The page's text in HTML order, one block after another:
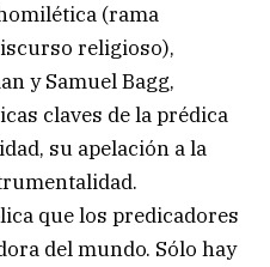
(rama
religioso),
y Samuel Bagg,
claves de la prédica
su apelación a la
que los predicadores
del mundo. Sólo hay